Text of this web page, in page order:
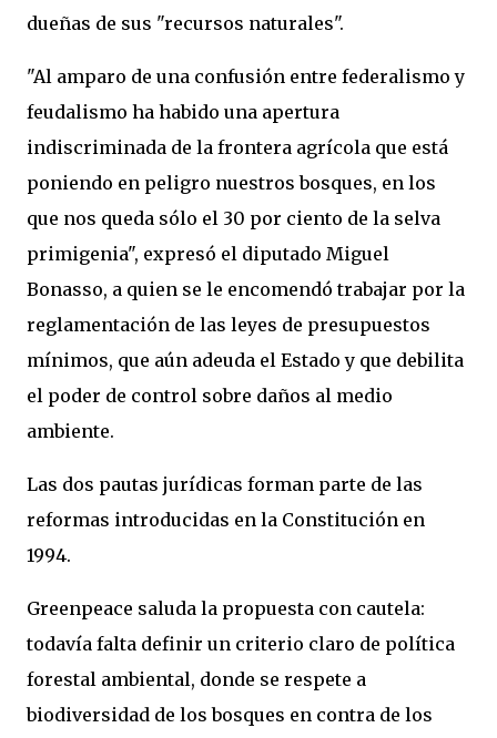
dueñas de sus "recursos naturales".
"Al amparo de una confusión entre federalismo y
feudalismo ha habido una apertura
indiscriminada de la frontera agrícola que está
poniendo en peligro nuestros bosques, en los
que nos queda sólo el 30 por ciento de la selva
primigenia", expresó el diputado Miguel
Bonasso, a quien se le encomendó trabajar por la
reglamentación de las leyes de presupuestos
mínimos, que aún adeuda el Estado y que debilita
el poder de control sobre daños al medio
ambiente.
Las dos pautas jurídicas forman parte de las
reformas introducidas en la Constitución en
1994.
Greenpeace saluda la propuesta con cautela:
todavía falta definir un criterio claro de política
forestal ambiental, donde se respete a
biodiversidad de los bosques en contra de los